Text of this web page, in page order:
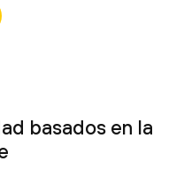
basados en la